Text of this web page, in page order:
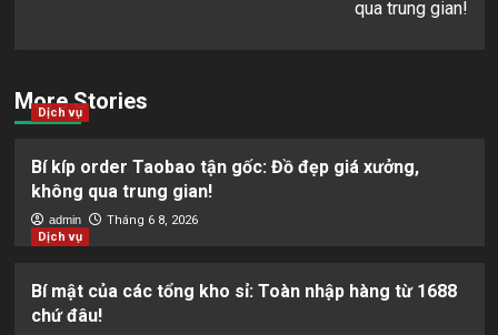
qua trung gian!
More Stories
Dịch vụ
Bí kíp order Taobao tận gốc: Đồ đẹp giá xưởng,
không qua trung gian!
admin
Tháng 6 8, 2026
Dịch vụ
Bí mật của các tổng kho sỉ: Toàn nhập hàng từ 1688
chứ đâu!